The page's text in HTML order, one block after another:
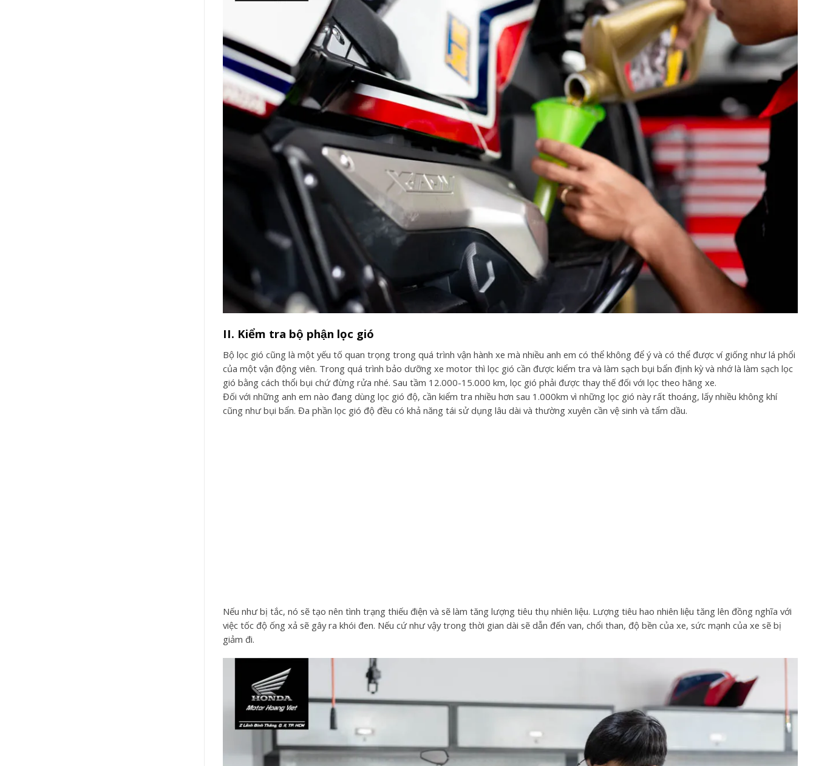
II. Kiểm tra bộ phận lọc gió
Bộ lọc gió cũng là một yếu tố quan trọng trong quá trình vận hành xe mà nhiều anh em có thể không để ý và có thể được ví giống như lá phổi
của một vận động viên. Trong quá trình bảo dưỡng xe motor thì lọc gió cần được kiểm tra và làm sạch bụi bẩn định kỳ và nhớ là làm sạch lọc
gió bằng cách thổi bụi chứ đừng rửa nhé. Sau tầm 12.000-15.000 km, lọc gió phải được thay thế đối với lọc theo hãng xe.
Đối với những anh em nào đang dùng lọc gió độ, cần kiểm tra nhiều hơn sau 1.000km vì những lọc gió này rất thoáng, lấy nhiều không khí
cũng như bụi bẩn. Đa phần lọc gió độ đều có khả năng tái sử dụng lâu dài và thường xuyên cần vệ sinh và tẩm dầu.
Nếu như bị tắc, nó sẽ tạo nên tình trạng thiếu điện và sẽ làm tăng lượng tiêu thụ nhiên liệu. Lượng tiêu hao nhiên liệu tăng lên đồng nghĩa với
việc tốc độ ống xả sẽ gây ra khói đen. Nếu cứ như vậy trong thời gian dài sẽ dẫn đến van, chổi than, độ bền của xe, sức mạnh của xe sẽ bị
giảm đi.